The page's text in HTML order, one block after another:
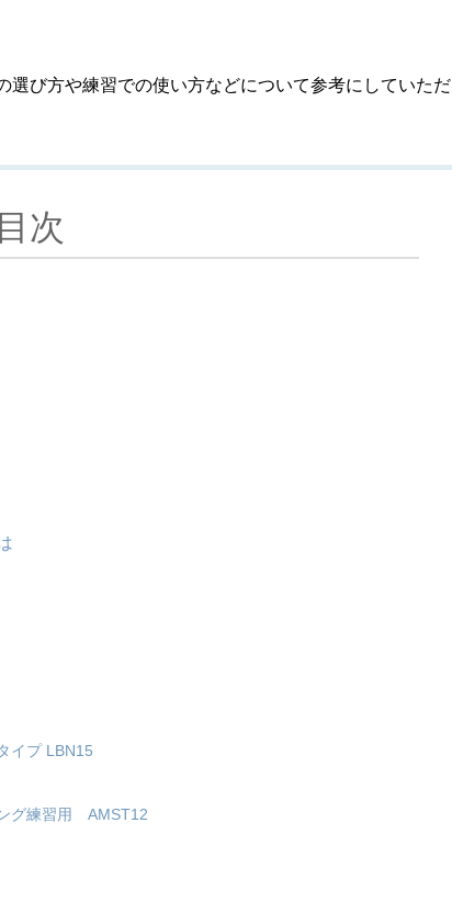
び方や練習での使い方などについて参考にしていただ
目次
イプ LBN15
グ練習用 AMST12